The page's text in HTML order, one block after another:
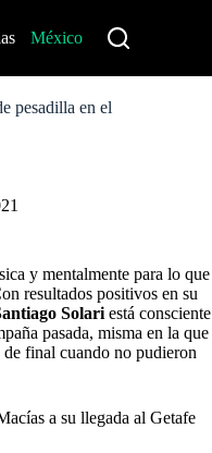
México
pesadilla en el
y mentalmente para lo que
resultados positivos en su
Solari está consciente
pasada, misma en la que
final cuando no pudieron
a su llegada al Getafe